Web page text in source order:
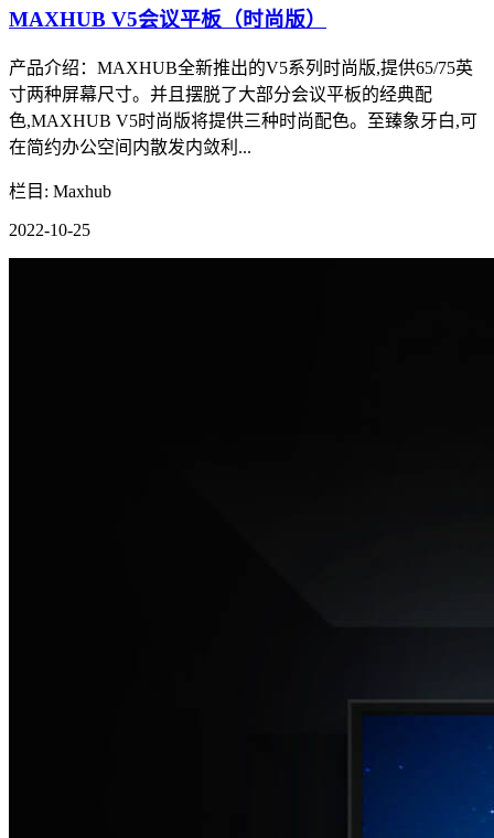
MAXHUB V5会议平板（时尚版）
产品介绍：MAXHUB全新推出的V5系列时尚版,提供65/75英
寸两种屏幕尺寸。并且摆脱了大部分会议平板的经典配
色,MAXHUB V5时尚版将提供三种时尚配色。至臻象牙白,可
在简约办公空间内散发内敛利...
栏目: Maxhub
2022-10-25